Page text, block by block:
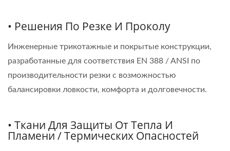
• Решения По Резке И Проколу
Инженерные трикотажные и покрытые конструкции,
разработанные для соответствия EN 388 / ANSI по
производительности резки с возможностью
балансировки ловкости, комфорта и долговечности.
• Ткани Для Защиты От Тепла И
Пламени / Термических Опасностей